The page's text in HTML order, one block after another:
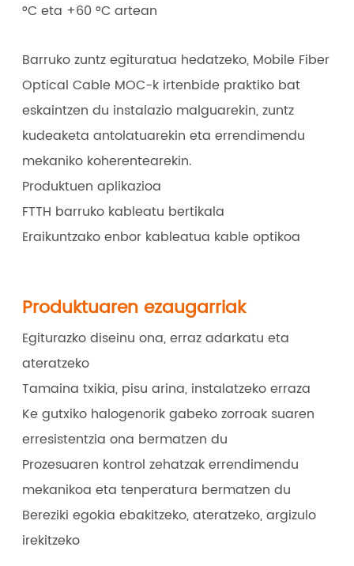
°C eta +60 °C artean
Barruko zuntz egituratua hedatzeko, Mobile Fiber
Optical Cable MOC-k irtenbide praktiko bat
eskaintzen du instalazio malguarekin, zuntz
kudeaketa antolatuarekin eta errendimendu
mekaniko koherentearekin.
Produktuen aplikazioa
FTTH barruko kableatu bertikala
Eraikuntzako enbor kableatua kable optikoa
Produktuaren ezaugarriak
Egiturazko diseinu ona, erraz adarkatu eta
ateratzeko
Tamaina txikia, pisu arina, instalatzeko erraza
Ke gutxiko halogenorik gabeko zorroak suaren
erresistentzia ona bermatzen du
Prozesuaren kontrol zehatzak errendimendu
mekanikoa eta tenperatura bermatzen du
Bereziki egokia ebakitzeko, ateratzeko, argizulo
irekitzeko